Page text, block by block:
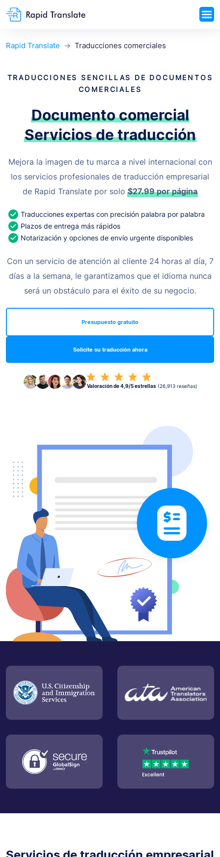
Rapid Translate Traducciones comerciales
TRADUCCIONES SENCILLAS DE DOCUMENTOS
COMERCIALES
Documento comercial
Servicios de traducción
Mejora la imagen de tu marca a nivel internacional con
los servicios profesionales de traducción empresarial
de Rapid Translate por solo$27.99por página
Traducciones expertas con precisión palabra por palabra
Plazos de entrega más rápidos
Notarización y opciones de envío urgente disponibles
Con un servicio de atención al cliente 24 horas al día, 7
días a la semana, le garantizamos que el idioma nunca
será un obstáculo para el éxito de su negocio.
Solicite su traducción ahora
Presupuesto gratuito
Valoración de 4,9/5 estrellas (26,913 reseñas)